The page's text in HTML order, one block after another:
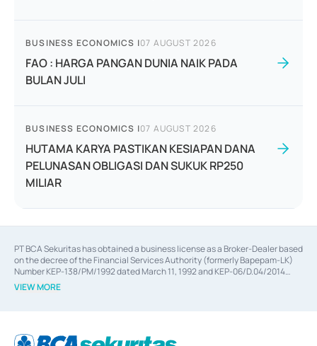
BUSINESS ECONOMICS |07 AUGUST 2026
FAO : HARGA PANGAN DUNIA NAIK PADA
BULAN JULI
BUSINESS ECONOMICS |07 AUGUST 2026
HUTAMA KARYA PASTIKAN KESIAPAN DANA
PELUNASAN OBLIGASI DAN SUKUK RP250
MILIAR
PT BCA Sekuritas has obtained a business license as a Broker-Dealer based
on the decree of the Financial Services Authority (formerly Bapepam-LK)
Number KEP-138/PM/1992 dated March 11, 1992 and KEP-06/D.04/2014
dated February 28, 2014, a business license as an Underwriter based on the
decree of the Financial Services Authority Number KEP-12/PM/PEE/1997
Financial Services Authority Number S-67/PM.21/2014 dated February 28,
VIEW MORE